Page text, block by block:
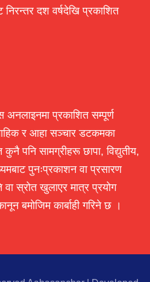
दश वर्षदेखि प्रकाशित
प्रकाशित सम्पूर्ण
र आहा सञ्चार डटकमका
पनि सामग्रीहरू छापा, विद्युतीय,
पुनःप्रकाशन वा प्रसारण
स्रोत खुलाएर मात्र प्रयोग
बमोजिम कार्बाही गरिने छ ।